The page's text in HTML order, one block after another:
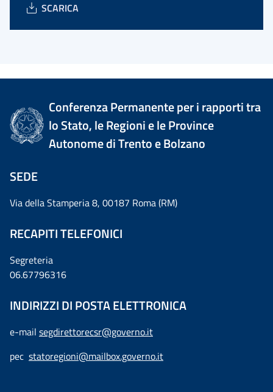
SCARICA
Conferenza Permanente per i rapporti tra
lo Stato, le Regioni e le Province
Autonome di Trento e Bolzano
SEDE
Via della Stamperia 8, 00187 Roma (RM)
RECAPITI TELEFONICI
Segreteria
06.67796316
INDIRIZZI DI POSTA ELETTRONICA
e-mail segdirettorecsr@governo.it
pec statoregioni@mailbox.governo.it